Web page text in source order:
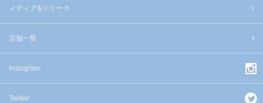
メディア&リリース
店舗一覧
Instagram
Twitter